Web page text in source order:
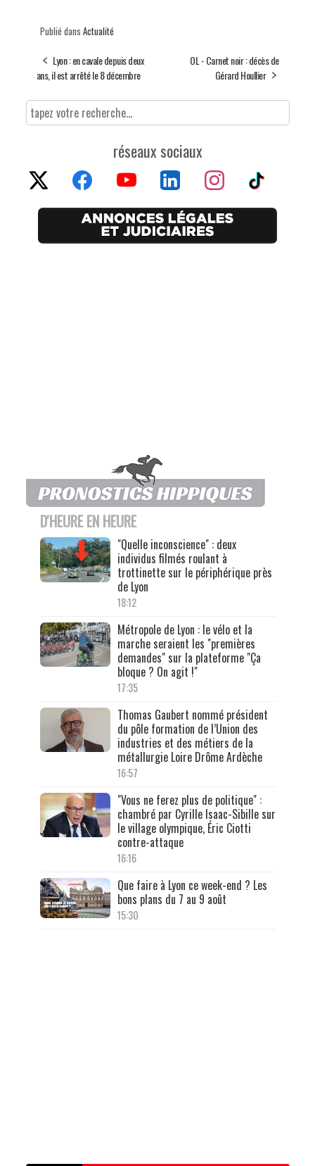
Publié dans Actualité
Lyon : en cavale depuis deux
ans, il est arrêté le 8 décembre
OL - Carnet noir : décès de
Gérard Houllier
réseaux sociaux
D'HEURE EN HEURE
"Quelle inconscience" : deux
individus filmés roulant à
trottinette sur le périphérique près
de Lyon
18:12
Métropole de Lyon : le vélo et la
marche seraient les "premières
demandes" sur la plateforme "Ça
bloque ? On agit !"
17:35
Thomas Gaubert nommé président
du pôle formation de l’Union des
industries et des métiers de la
métallurgie Loire Drôme Ardèche
16:57
"Vous ne ferez plus de politique" :
chambré par Cyrille Isaac-Sibille sur
le village olympique, Éric Ciotti
contre-attaque
16:16
Que faire à Lyon ce week-end ? Les
bons plans du 7 au 9 août
15:30